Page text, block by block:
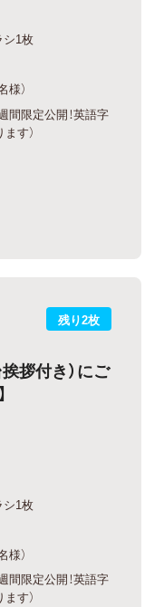
シ1枚
）
間限定公開！英語字
す）
残り2枚
挨拶付き）にご
シ1枚
）
間限定公開！英語字
す）